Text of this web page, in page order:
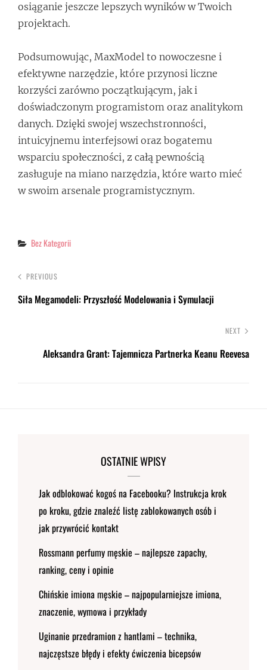
osiąganie jeszcze lepszych wyników w Twoich
projektach.
Podsumowując, MaxModel to nowoczesne i
efektywne narzędzie, które przynosi liczne
korzyści zarówno początkującym, jak i
doświadczonym programistom oraz analitykom
danych. Dzięki swojej wszechstronności,
intuicyjnemu interfejsowi oraz bogatemu
wsparciu społeczności, z całą pewnością
zasługuje na miano narzędzia, które warto mieć
w swoim arsenale programistycznym.
Categories
Bez Kategorii
PREVIOUS
Siła Megamodeli: Przyszłość Modelowania i Symulacji
NEXT
Aleksandra Grant: Tajemnicza Partnerka Keanu Reevesa
OSTATNIE WPISY
Jak odblokować kogoś na Facebooku? Instrukcja krok
po kroku, gdzie znaleźć listę zablokowanych osób i
jak przywrócić kontakt
Rossmann perfumy męskie – najlepsze zapachy,
ranking, ceny i opinie
Chińskie imiona męskie – najpopularniejsze imiona,
znaczenie, wymowa i przykłady
Uginanie przedramion z hantlami – technika,
najczęstsze błędy i efekty ćwiczenia bicepsów